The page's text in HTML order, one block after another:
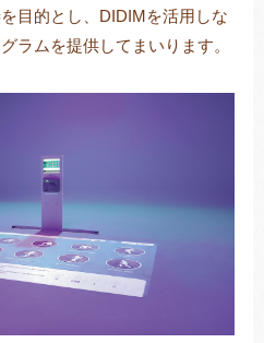
目的とし、DIDIMを活用しな
ラムを提供してまいります。